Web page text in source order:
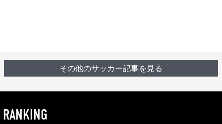
その他のサッカー記事を見る
RANKING